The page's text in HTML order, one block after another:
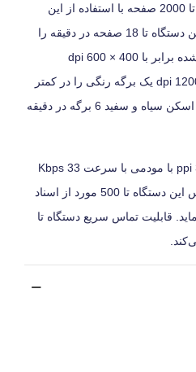
سازنده توصیه می‌کند بین 200 تا 2000 صفحه با استفاده از این
پرینتر چاپ شود.قسمت کپی این دستگاه تا 18 صفحه در دقیقه را
کپی می‌کند. وضوح کپی انجام شده برابر با 400 × 600 dpi
است.اسکنر دستگاه با وضوح 1200 dpi یک برگه رنگی را در کمتر
از 7 ثانیه اسکن می‌کند و برای اسکن سیاه و سفید 6 برگه در دقیقه
اسناد شما با وضوح 300 × 300 ppi با مودمی با سرعت 33 Kbps
فکس می‌شوند. حافظه ی فکس این دستگاه تا 500 مورد از اسناد
قابلیت تماس سریع دستگاه تا